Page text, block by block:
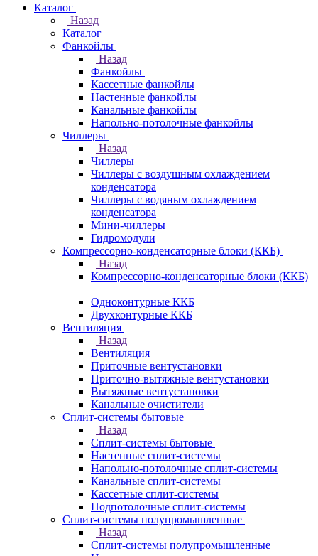
Каталог
Назад
Каталог
Фанкойлы
Назад
Фанкойлы
Кассетные фанкойлы
Настенные фанкойлы
Канальные фанкойлы
Напольно-потолочные фанкойлы
Чиллеры
Назад
Чиллеры
Чиллеры с воздушным охлаждением
конденсатора
Чиллеры с водяным охлаждением
конденсатора
Мини-чиллеры
Гидромодули
Компрессорно-конденсаторные блоки (ККБ)
Назад
Компрессорно-конденсаторные блоки (ККБ)
Одноконтурные ККБ
Двухконтурные ККБ
Вентиляция
Назад
Вентиляция
Приточные вентустановки
Приточно-вытяжные вентустановки
Вытяжные вентустановки
Канальные очистители
Сплит-системы бытовые
Назад
Сплит-системы бытовые
Настенные сплит-системы
Напольно-потолочные сплит-системы
Канальные сплит-системы
Кассетные сплит-системы
Подпотолочные сплит-системы
Сплит-системы полупромышленные
Назад
Сплит-системы полупромышленные